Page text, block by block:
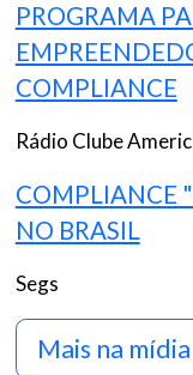
PROGRAMA
COMPLIANCE
Rádio Clube
COMPLIANCE
NO BRASIL
Segs
Mais na mídia